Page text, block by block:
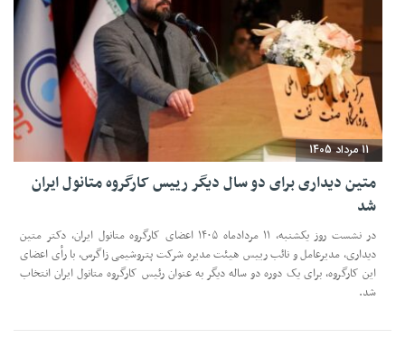
11 مرداد 1405
متین دیداری برای دو سال دیگر رییس کارگروه متانول ایران
شد
در نشست روز یکشنبه، ۱۱ مردادماه ۱۴۰۵ اعضای کارگروه متانول ایران، دکتر متین
دیداری، مدیرعامل و‌ نائب رییس هیئت مدیره شرکت پتروشیمی زاگرس، با رأی اعضای
این کارگروه، برای یک دوره دو ساله دیگر به عنوان رئیس کارگروه متانول ایران انتخاب
شد.